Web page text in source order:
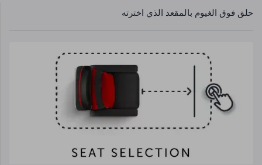
حلق فوق الغيوم بالمقعد الذي اخترته